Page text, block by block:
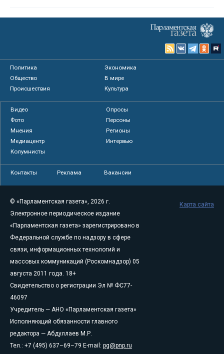
Политика
Экономика
Общество
В мире
Происшествия
Культура
Видео
Опросы
Фото
Персоны
Мнения
Регионы
Медиацентр
Интервью
Колумнисты
Контакты Реклама Вакансии
© «Парламентская газета», 2026 г.
Электронное периодическое издание
«Парламентская газета» зарегистрировано в
Федеральной службе по надзору в сфере
связи, информационных технологий и
массовых коммуникаций (Роскомнадзор) 05
августа 2011 года. 18+
Свидетельство о регистрации Эл № ФС77-
46097
Учредитель — АНО «Парламентская газета»
Исполняющий обязанности главного
редактора — Абдуллаев М.Р.
Тел.: +7 (495) 637–69–79 E-mail: pg@pnp.ru
Карта сайта